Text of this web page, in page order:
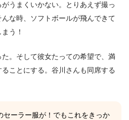
うまくいかない。とりあえず撮っ
な時、ソフトボールが飛んできて
う！
。そして彼女たっての希望で、満
ことにする。谷川さんも同席する
セーラー服が！でもこれをきっか